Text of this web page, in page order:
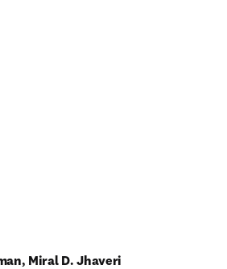
Miral D. Jhaveri